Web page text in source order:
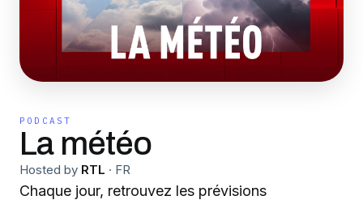
PODCAST
La météo
Hosted by RTL · FR
Chaque jour, retrouvez les prévisions